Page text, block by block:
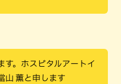
す。ホスピタルアートイ
山 薫と申します